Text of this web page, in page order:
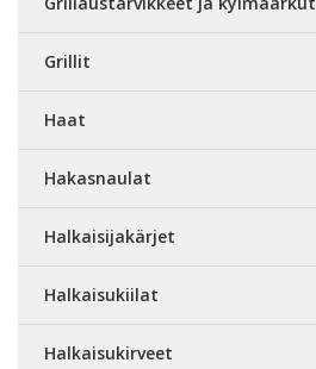
Grillit
Haat
Hakasnaulat
Halkaisijakärjet
Halkaisukiilat
Halkaisukirveet